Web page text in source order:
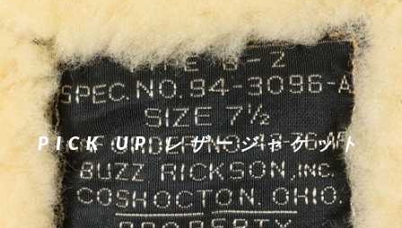
PICK UP レザージャケット